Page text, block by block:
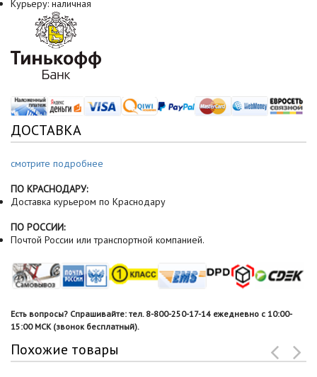
Курьеру: наличная
ДОСТАВКА
смотрите подробнее
ПО КРАСНОДАРУ:
Доставка курьером по Краснодару
ПО РОССИИ:
Почтой России или транспортной компанией.
Есть вопросы? Спрашивайте: тел. 8-800-250-17-14 ежедневно с 10:00-
15:00 МСК (звонок бесплатный).
Похожие товары